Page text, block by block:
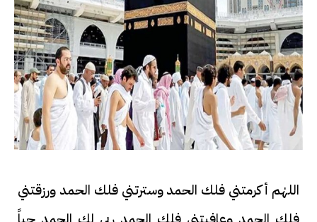
اللهٰم أكرمتني فلك الحمد وسترتني فلك الحمد ورزقتني